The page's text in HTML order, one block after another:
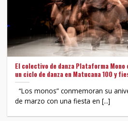
El colectivo de danza Plataforma Mono
un ciclo de danza en Matucana 100 y
“Los monos” conmemoran su
de marzo con una fiesta en [...]